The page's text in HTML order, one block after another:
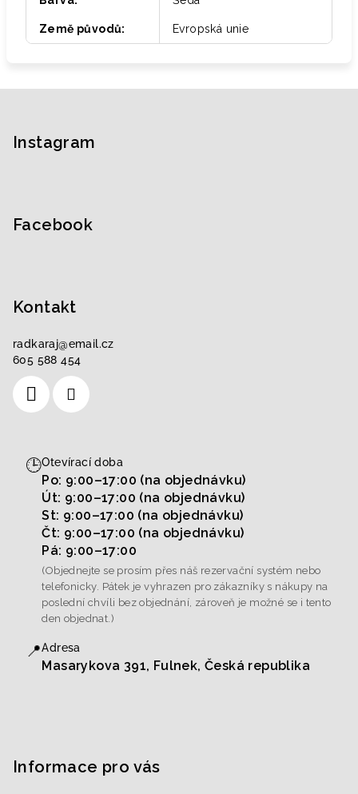
Země původů: Evropská unie
Instagram
Facebook
Kontakt
radkaraj@email.cz
605 588 454
🕒Otevírací doba
Po: 9:00–17:00 (na objednávku)
Út: 9:00–17:00 (na objednávku)
St: 9:00–17:00 (na objednávku)
Čt: 9:00–17:00 (na objednávku)
Pá: 9:00–17:00
(Objednejte se prosím přes náš rezervační systém nebo
telefonicky. Pátek je vyhrazen pro zákazníky s nákupy na
poslední chvíli bez objednání, zároveň je možné se i tento
den objednat.)
📍Adresa
Masarykova 391, Fulnek, Česká republika
Informace pro vás